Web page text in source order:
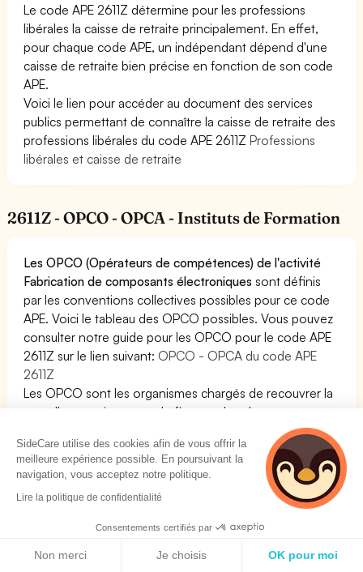
Le code APE 2611Z détermine pour les professions
libérales la caisse de retraite principalement. En effet,
pour chaque code APE, un indépendant dépend d'une
caisse de retraite bien précise en fonction de son code
APE.
Voici le lien pour accéder au document des services
publics permettant de connaître la caisse de retraite des
professions libérales du code APE 2611ZProfessions
libérales et caisse de retraite
2611Z - OPCO - OPCA - Instituts de Formation
Les OPCO (Opérateurs de compétences) de l'activité
Fabrication de composants électroniques sont définis
par les conventions collectives possibles pour ce code
APE. Voici le tableau des OPCO possibles. Vous pouvez
consulter notre guide pour les OPCO pour le code APE
2611Z sur le lien suivant: OPCO - OPCA du code APE
2611Z
Les OPCO sont les organismes chargés de recouvrer la
taxe d'apprentissage et de financer les alternances et
Les assurances obligatoires pour l'activité:
Fabrication de composants électroniques
Fabrication de composants électroniques n'est pas une
SideCare utilise des cookies afin de vous offrir la
meilleure expérience possible. En poursuivant la
navigation, vous acceptez notre politique.
Lire la politique de confidentialité
Consentements certifiés par
Non merci Je choisis OK pour moi